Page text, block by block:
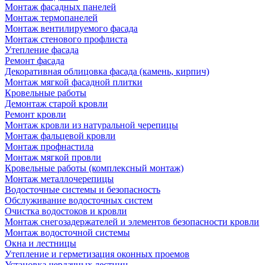
Монтаж фасадных панелей
Монтаж термопанелей
Монтаж вентилируемого фасада
Монтаж стенового профлиста
Утепление фасада
Ремонт фасада
Декоративная облицовка фасада (камень, кирпич)
Монтаж мягкой фасадной плитки
Кровельные работы
Демонтаж старой кровли
Ремонт кровли
Монтаж кровли из натуральной черепицы
Монтаж фальцевой кровли
Монтаж профнастила
Монтаж мягкой провли
Кровельные работы (комплексный монтаж)
Монтаж металлочерепицы
Водосточные системы и безопасность
Обслуживание водосточных систем
Очистка водостоков и кровли
Монтаж снегозадержателей и элементов безопасности кровли
Монтаж водосточной системы
Окна и лестницы
Утепление и герметизация оконных проемов